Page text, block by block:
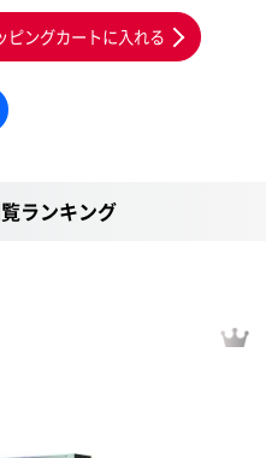
ピングカートに入れる
ランキング